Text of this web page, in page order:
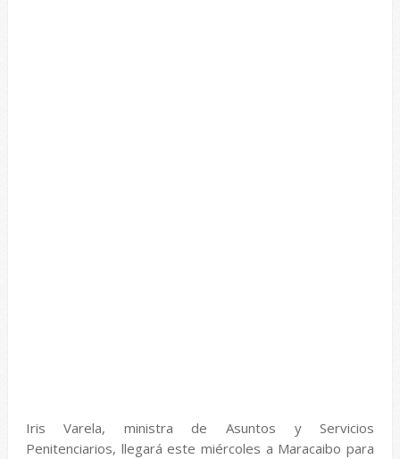
Iris Varela, ministra de Asuntos y Servicios
Penitenciarios, llegará este miércoles a Maracaibo para